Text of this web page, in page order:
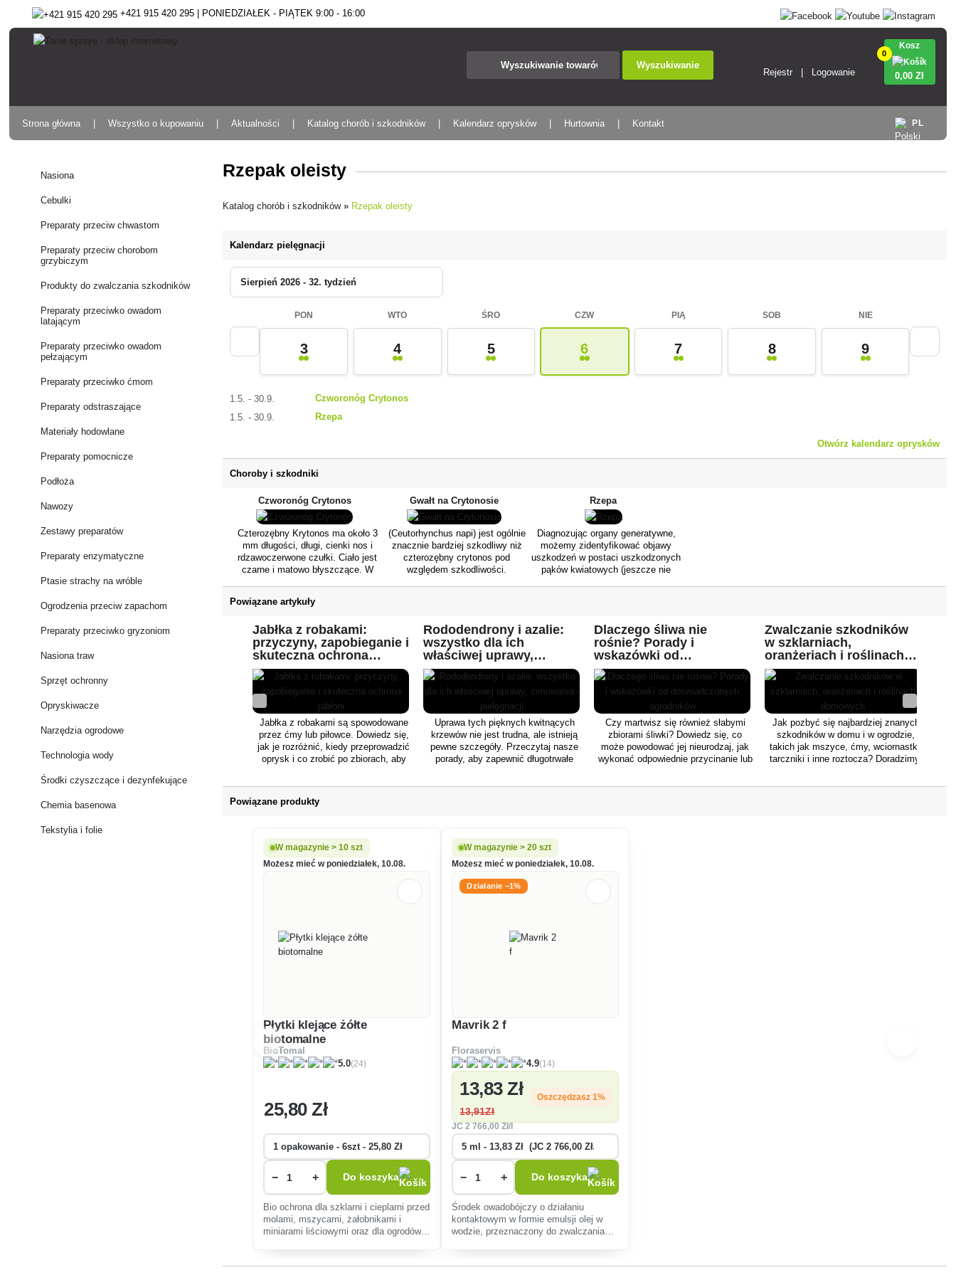
+421 915 420 295 | PONIEDZIAŁEK - PIĄTEK 9:00 - 16:00
Wyszukiwanie
Rejestr Logowanie
0
Kosz
0,00 Zł
PL
Strona główna Wszystko o kupowaniu Aktualności Katalog chorób i szkodników Kalendarz oprysków Hurtownia Kontakt
Nasiona
Cebulki
Preparaty przeciw chwastom
Preparaty przeciw chorobom
grzybiczym
Produkty do zwalczania szkodników
Preparaty przeciwko owadom
latającym
Preparaty przeciwko owadom
pełzającym
Preparaty przeciwko ćmom
Preparaty odstraszające
Materiały hodowlane
Preparaty pomocnicze
Podłoża
Nawozy
Zestawy preparatów
Preparaty enzymatyczne
Ptasie strachy na wróble
Ogrodzenia przeciw zapachom
Preparaty przeciwko gryzoniom
Nasiona traw
Sprzęt ochronny
Opryskiwacze
Narzędzia ogrodowe
Technologia wody
Środki czyszczące i dezynfekujące
Chemia basenowa
Tekstylia i folie
Rzepak oleisty
Katalog chorób i szkodników» Rzepak oleisty
Kalendarz pielęgnacji
Sierpień 2026 - 32. tydzień
PON WTO ŚRO CZW PIĄ SOB NIE
3 4 5 6 7 8 9
1.5. - 30.9.
Czworonóg Crytonos
1.5. - 30.9.
Rzepa
Otwórz kalendarz oprysków
Choroby i szkodniki
Czworonóg Crytonos
Czterozębny Krytonos ma około 3
mm długości, długi, cienki nos i
rdzawoczerwone czułki. Ciało jest
czarne i matowo błyszczące. W
wyraźnie biała (od zgrubiałych
Czułki i podeszwy stóp są
rdzawoczerwone. Samce mają
wyrostki kolczyste na piszczelach
nie). Jajo ma eliptyczny kształt,
początkowo jest mlecznobiałe, a
później przezroczyste. Larwa jest
apodous eucephalic w wieku
dojrzałym, mierząca około 5 mm, w
kolorze białawym do żółtawo-
białego. Poczwarka ma około 4 mm
wielkości, jest luźna, kremowa lub
kokonie.
Gwałt na Crytonosie
(Ceutorhynchus napi) jest ogólnie
znacznie bardziej szkodliwy niż
czterozębny crytonos pod
względem szkodliwości.
wegetatywnym) wydziela
substancje (głównie enzymy)
podczas rozwoju embrionalnego,
i skręcanie łodygi, spowalniając jej
wzrost. Pędy są szczególnie
podatne na pękanie od początku
wzrostu wydłużeniowego do
różnicowania się pąków liściowych.
Stopień uszkodzenia jest zatem
wyższy, gdy chrząszcze pojawiają
się wcześnie, przed wydłużeniem
wyrządzają większych szkód w
Rzepa
Diagnozując organy generatywne,
możemy zidentyfikować objawy
uszkodzeń w postaci uszkodzonych
pąków kwiatowych (jeszcze nie
przez imago wołka rzepakowego,
chrząszcza.
Powiązane artykuły
Jabłka z robakami:
przyczyny, zapobieganie i
skuteczna ochrona
jabłoni
Jabłka z robakami są spowodowane
przez ćmy lub piłowce. Dowiedz się,
jak je rozróżnić, kiedy przeprowadzić
oprysk i co zrobić po zbiorach, aby
Rododendrony i azalie:
wszystko dla ich
właściwej uprawy,
zimowania i pielęgnacji
Uprawa tych pięknych kwitnących
krzewów nie jest trudna, ale istnieją
pewne szczegóły. Przeczytaj nasze
porady, aby zapewnić długotrwałe
Dlaczego śliwa nie
rośnie? Porady i
wskazówki od
doświadczonych
ogrodników
Czy martwisz się również słabymi
zbiorami śliwki? Dowiedz się, co
może powodować jej nieurodzaj, jak
wykonać odpowiednie przycinanie lub
Zwalczanie szkodników
w szklarniach,
oranżeriach i roślinach
domowych
Jak pozbyć się najbardziej znanych
szkodników w domu i w ogrodzie,
takich jak mszyce, ćmy, wciornastki,
tarczniki i inne roztocza? Doradzimy,
Powiązane produkty
W magazynie > 10 szt
Możesz mieć w poniedziałek, 10.08.
Płytki klejące żółte
biotomalne
BioTomal
5.0(24)
25,80 Zł
− + Do koszyka
Bio ochrona dla szklarni i cieplarni przed
molami, mszycami, żałobnikami i
miniarami liściowymi oraz dla ogrodów
W magazynie > 20 szt
Możesz mieć w poniedziałek, 10.08.
Działanie −1%
Mavrik 2 f
Floraservis
4.9(14)
13,83 Zł
13,91Zł
Oszczędzasz 1%
JC2 766,00 Zł/l
− + Do koszyka
Środek owadobójczy o działaniu
kontaktowym w formie emulsji olej w
wodzie, przeznaczony do zwalczania
warzywach, winorośli i upraw